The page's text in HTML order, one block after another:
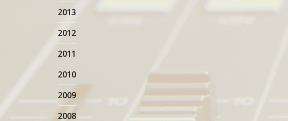
2013
2012
2011
2010
2009
2008